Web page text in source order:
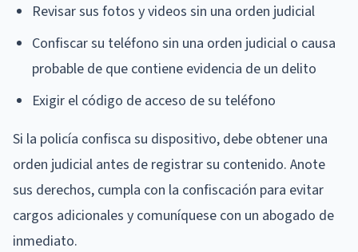
Revisar sus fotos y videos sin una orden judicial
Confiscar su teléfono sin una orden judicial o causa
probable de que contiene evidencia de un delito
Exigir el código de acceso de su teléfono
Si la policía confisca su dispositivo, debe obtener una
orden judicial antes de registrar su contenido. Anote
sus derechos, cumpla con la confiscación para evitar
cargos adicionales y comuníquese con un abogado de
inmediato.